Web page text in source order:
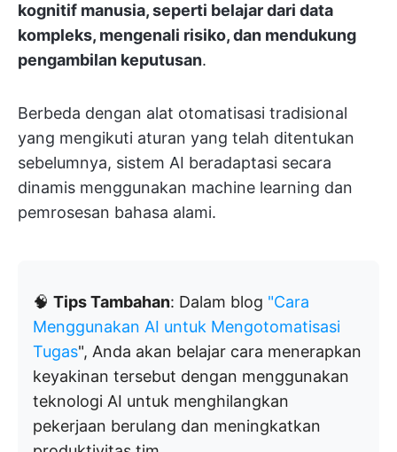
kognitif manusia, seperti belajar dari data
kompleks, mengenali risiko, dan mendukung
pengambilan keputusan.
Berbeda dengan alat otomatisasi tradisional
yang mengikuti aturan yang telah ditentukan
sebelumnya, sistem AI beradaptasi secara
dinamis menggunakan machine learning dan
pemrosesan bahasa alami.
🧠 Tips Tambahan: Dalam blog "Cara
Menggunakan AI untuk Mengotomatisasi
Tugas", Anda akan belajar cara menerapkan
keyakinan tersebut dengan menggunakan
teknologi AI untuk menghilangkan
pekerjaan berulang dan meningkatkan